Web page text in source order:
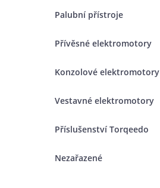
Palubní přístroje
Přívěsné elektromotory
Konzolové elektromotory
Vestavné elektromotory
Příslušenství Torqeedo
Nezařazené